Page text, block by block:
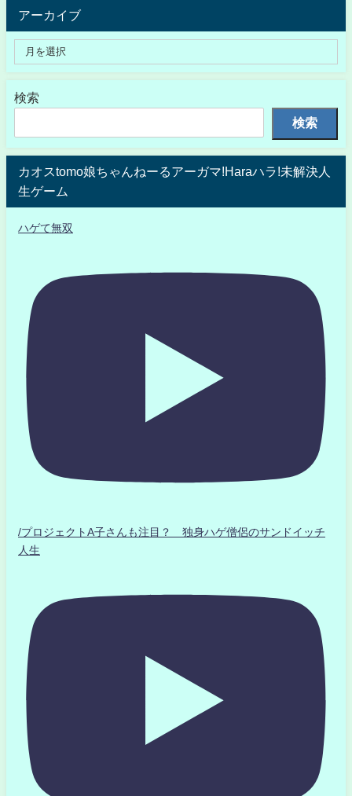
アーカイブ
検索
検索
カオスtomo娘ちゃんねーるアーガマ!Haraハラ!未解決人
生ゲーム
ハゲて無双
/プロジェクトA子さんも注目？ 独身ハゲ僧侶のサンドイッチ
人生